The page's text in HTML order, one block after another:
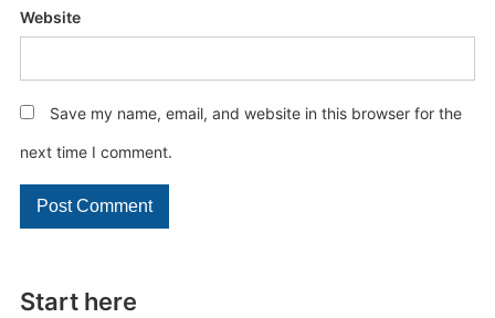
Start here
Website
Save my name, email, and website in this browser for the
next time I comment.